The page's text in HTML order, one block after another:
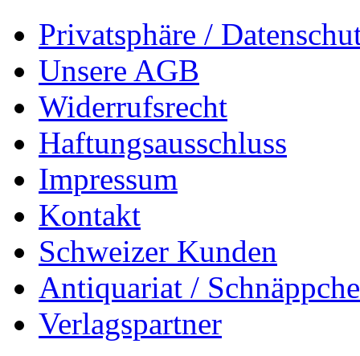
Privatsphäre /
Unsere AGB
Widerrufsrecht
Haftungsausschluss
Impressum
Kontakt
Schweizer Kunden
Antiquariat /
Verlagspartner